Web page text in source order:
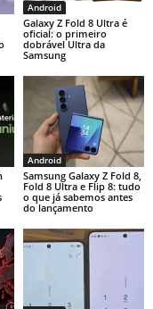
Android
Galaxy Z Fold 8 Ultra é
oficial: o primeiro
dobrável Ultra da
Samsung
Android
Samsung Galaxy Z Fold 8,
Fold 8 Ultra e Flip 8: tudo
o que já sabemos antes
do lançamento